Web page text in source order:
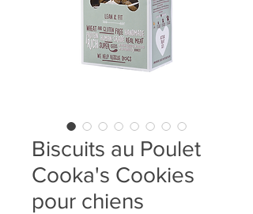
Biscuits au Poulet
Cooka's Cookies
pour chiens